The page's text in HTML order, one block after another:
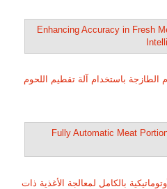
الطازجة باستخدام آلة تقطيم اللحوم
بالكامل لمعالجة الأغذية ذات